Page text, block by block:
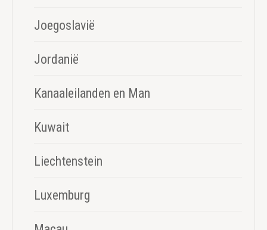
Joegoslavië
Jordanië
Kanaaleilanden en Man
Kuwait
Liechtenstein
Luxemburg